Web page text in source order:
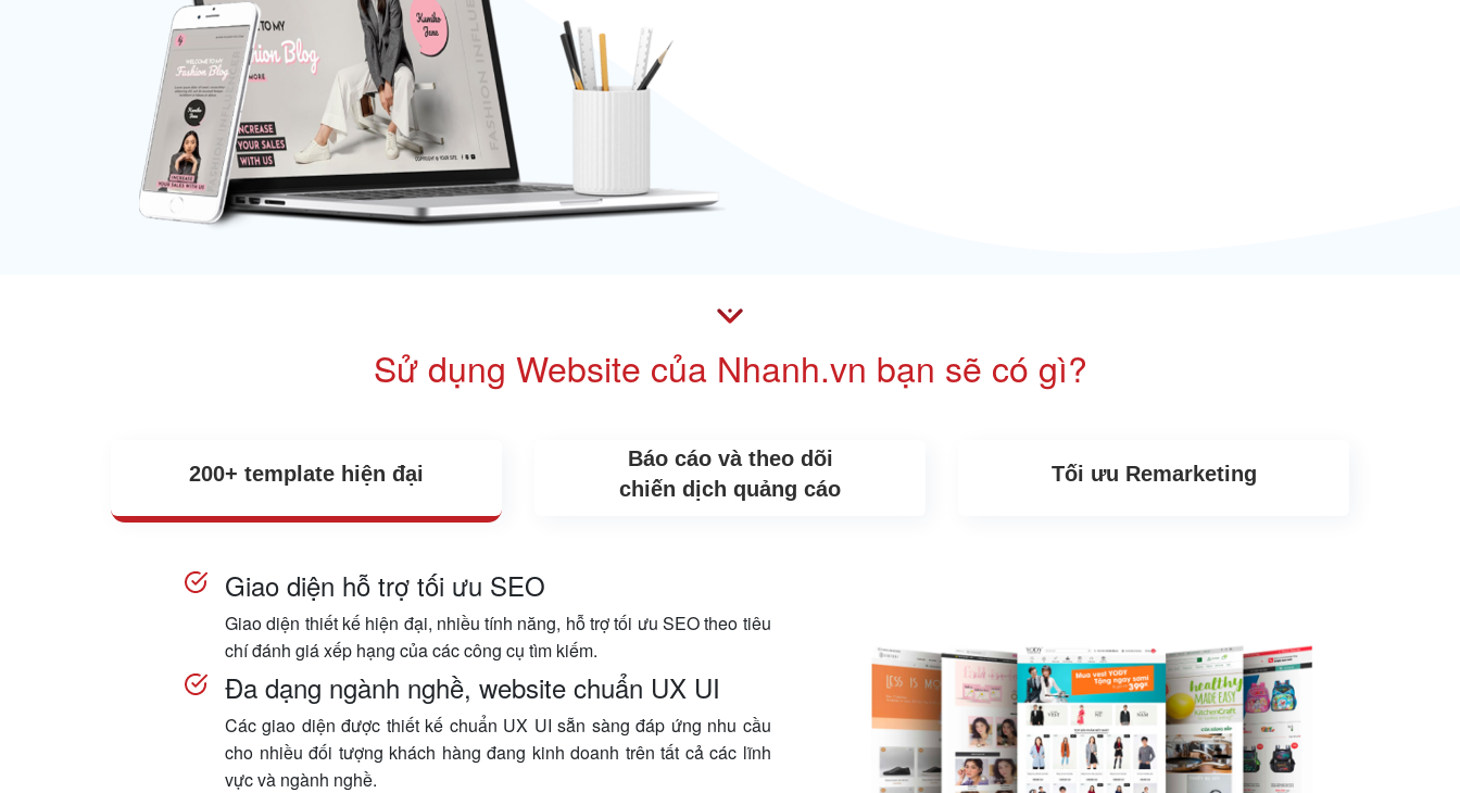
Sử dụng Website của Nhanh.vn bạn sẽ có gì?
200+ template hiện đại
Báo cáo và theo dõi
chiến dịch quảng cáo
Tối ưu Remarketing
Giao diện hỗ trợ tối ưu SEO
Giao diện thiết kế hiện đại, nhiều tính năng, hỗ trợ tối ưu SEO theo tiêu
chí đánh giá xếp hạng của các công cụ tìm kiếm.
Đa dạng ngành nghề, website chuẩn UX UI
Các giao diện được thiết kế chuẩn UX UI sẵn sàng đáp ứng nhu cầu
cho nhiều đối tượng khách hàng đang kinh doanh trên tất cả các lĩnh
vực và ngành nghề.